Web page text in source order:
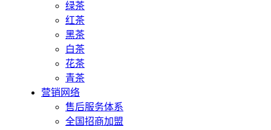
绿茶
红茶
黑茶
白茶
花茶
青茶
营销网络
售后服务体系
全国招商加盟